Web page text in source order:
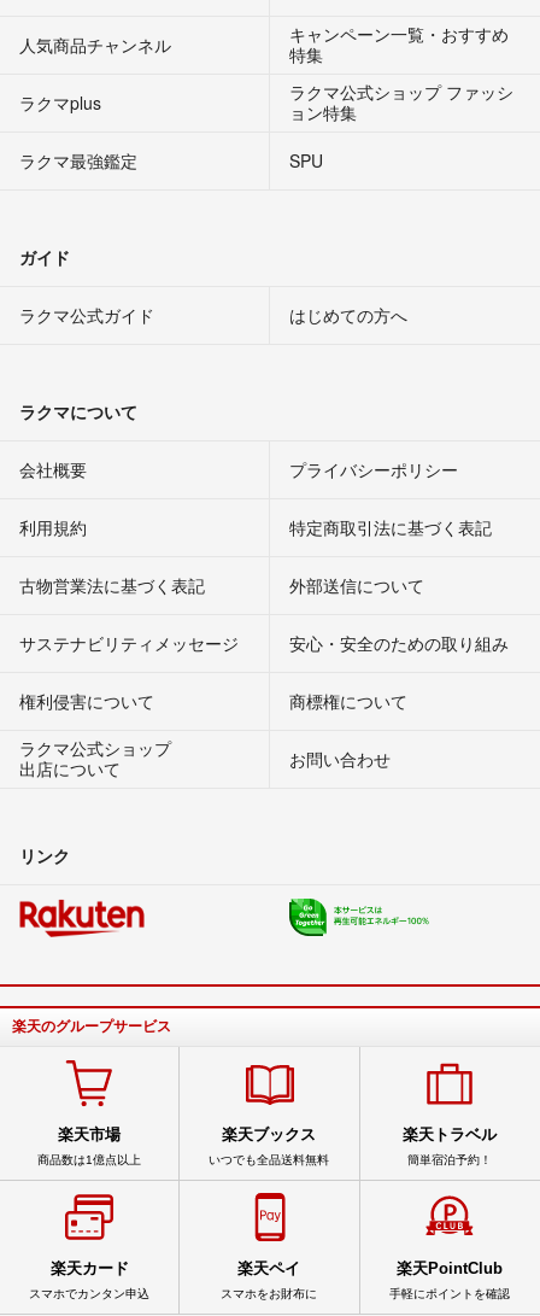
人気商品チャンネル
キャンペーン一覧・おすすめ
特集
ラクマplus
ラクマ公式ショップ ファッシ
ョン特集
ラクマ最強鑑定
SPU
ガイド
ラクマ公式ガイド はじめての方へ
ラクマについて
会社概要 プライバシーポリシー
利用規約 特定商取引法に基づく表記
古物営業法に基づく表記 外部送信について
サステナビリティメッセージ 安心・安全のための取り組み
権利侵害について
商標権について
ラクマ公式ショップ
出店について
お問い合わせ
リンク
楽天のグループサービス
楽天市場
商品数は1億点以上
楽天ブックス
いつでも全品送料無料
楽天トラベル
簡単宿泊予約！
楽天カード
スマホでカンタン申込
楽天ペイ
スマホをお財布に
楽天PointClub
手軽にポイントを確認